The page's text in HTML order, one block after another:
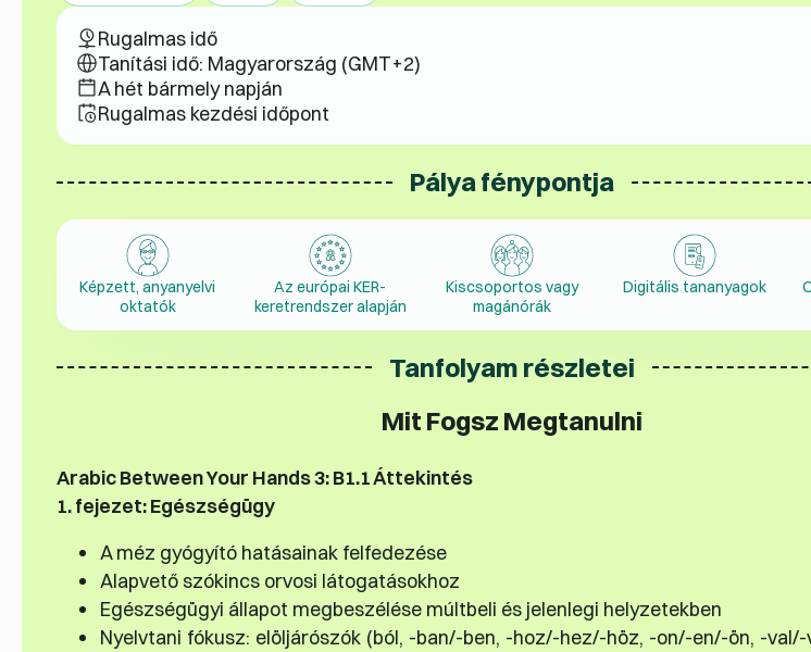
Rugalmas idő
Tanítási idő: Magyarország (GMT+2)
A hét bármely napján
Rugalmas kezdési időpont
Pálya fénypontja
Képzett, anyanyelvi
oktatók
Az európai KER-
keretrendszer alapján
Kiscsoportos vagy
magánórák
Digitális tananyagok
Tanfolyam részletei
Mit Fogsz Megtanulni
Arabic Between Your Hands 3: B1.1 Áttekintés
1. fejezet: Egészségügy
A méz gyógyító hatásainak felfedezése
Alapvető szókincs orvosi látogatásokhoz
Egészségügyi állapot megbeszélése múltbeli és jelenlegi helyzetekben
Nyelvtani fókusz: elöljárószók (ból, -ban/-ben, -hoz/-hez/-höz, -on/-en/-ön, -